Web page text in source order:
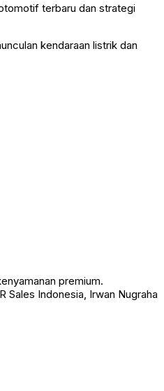
terbaru dan strategi
kendaraan listrik dan
premium.
Sales Indonesia, Irwan Nugraha